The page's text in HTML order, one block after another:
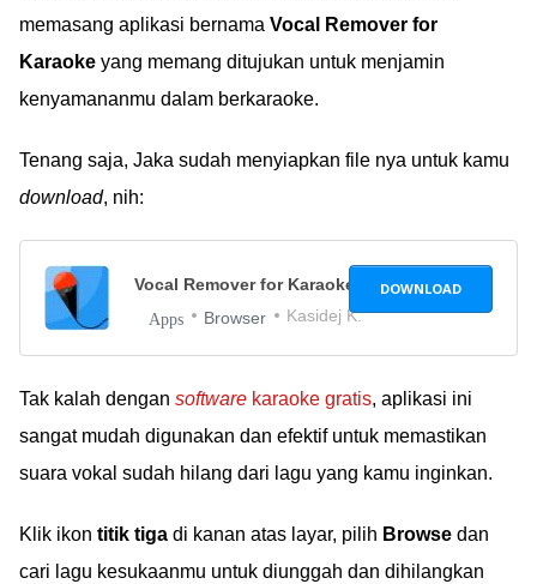
memasang aplikasi bernama Vocal Remover for
Karaoke yang memang ditujukan untuk menjamin
kenyamananmu dalam berkaraoke.
Tenang saja, Jaka sudah menyiapkan file nya untuk kamu
download, nih:
Vocal Remover for Karaoke - Aplikasi Karaoke
Apps Browser Kasidej K.
DOWNLOAD
Tak kalah dengan software karaoke gratis, aplikasi ini
sangat mudah digunakan dan efektif untuk memastikan
suara vokal sudah hilang dari lagu yang kamu inginkan.
Klik ikon titik tiga di kanan atas layar, pilih Browse dan
cari lagu kesukaanmu untuk diunggah dan dihilangkan